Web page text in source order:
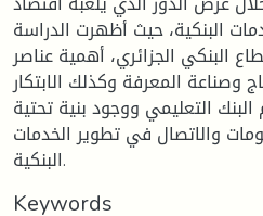
البنكية، حيث أظهرت الدراسة
البنكي الجزائري، أهمية عناصر
وصناعة المعرفة وكذلك الابتكار
التعليمي ووجود بنية تحتية
والاتصال في تطوير الخدمات
البنكية.
Keywords